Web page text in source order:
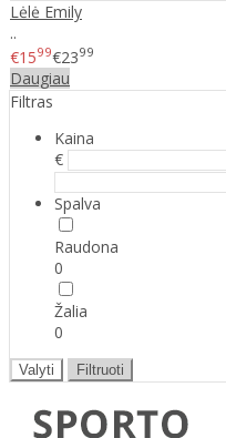
Lėlė Emily
..
€1599€2399
Daugiau
Filtras
Kaina
€
Spalva
Raudona
0
Žalia
0
Valyti Filtruoti